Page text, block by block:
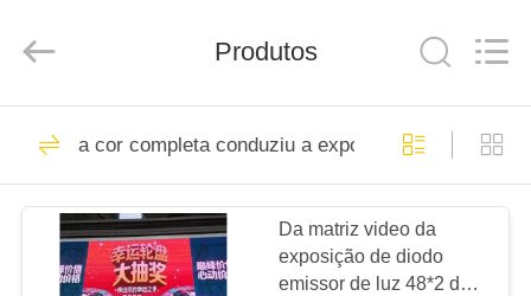
CASA
PRODUTOS
VÍDEOS
Services
Co.,LTD.
Reserved.
Display LED de alto
brilho
Produtos
a cor completa conduziu a exposição
Da matriz video da
exposição de diodo
emissor de luz 48*2 da